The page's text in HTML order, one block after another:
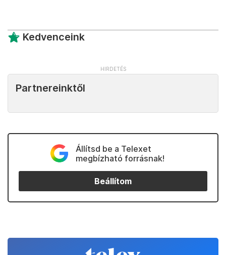
Kedvenceink
Partnereinktől
Állítsd be a Telexet
megbízható forrásnak!
Beállítom